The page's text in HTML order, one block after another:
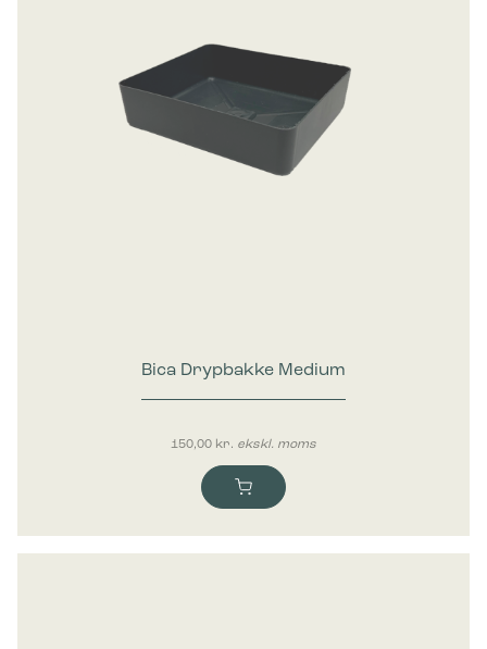
Bica Drypbakke Medium
150,00 kr. ekskl. moms